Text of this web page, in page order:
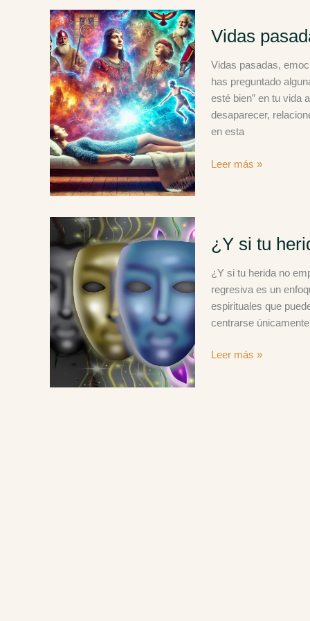
Vidas
Vidas pasadas,
has preguntado
esté bien” en tu vida
desaparecer,
en esta
pasadas,
presentes
Leer más »
¿Y si tu
¿Y si tu herida no
regresiva es un
espirituales que
centrarse
si
herida
no
empezó
en
vida?
Leer más »